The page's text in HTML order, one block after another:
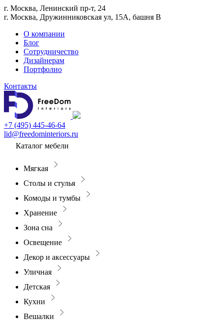
г. Москва, Ленинский пр-т, 24
г. Москва, Дружинниковская ул, 15А, башня В
О компании
Блог
Сотрудничество
Дизайнерам
Портфолио
Контакты
+7 (495) 445-46-64
lid@freedominteriors.ru
Каталог мебели
Мягкая
Столы и стулья
Комоды и тумбы
Хранение
Зона сна
Освещение
Декор и аксессуары
Уличная
Детская
Кухни
Вешалки